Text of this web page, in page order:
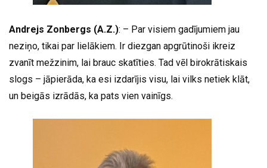
Andrejs Zonbergs (A.Z.): – Par visiem gadījumiem jau
neziņo, tikai par lielākiem. Ir diezgan apgrūtinoši ikreiz
zvanīt mežzinim, lai brauc skatīties. Tad vēl birokrātiskais
slogs – jāpierāda, ka esi izdarījis visu, lai vilks netiek klāt,
un beigās izrādās, ka pats vien vainīgs.